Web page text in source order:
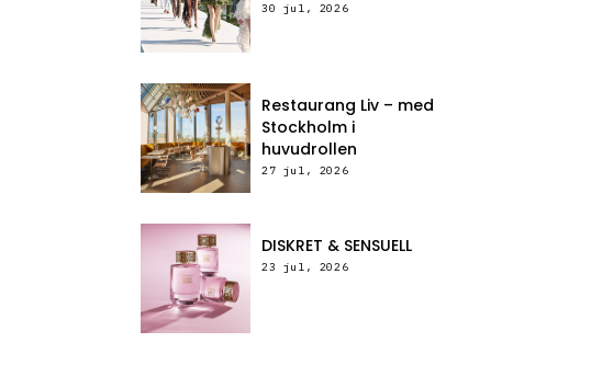
30 jul, 2026
Restaurang Liv – med
Stockholm i
huvudrollen
27 jul, 2026
DISKRET & SENSUELL
23 jul, 2026